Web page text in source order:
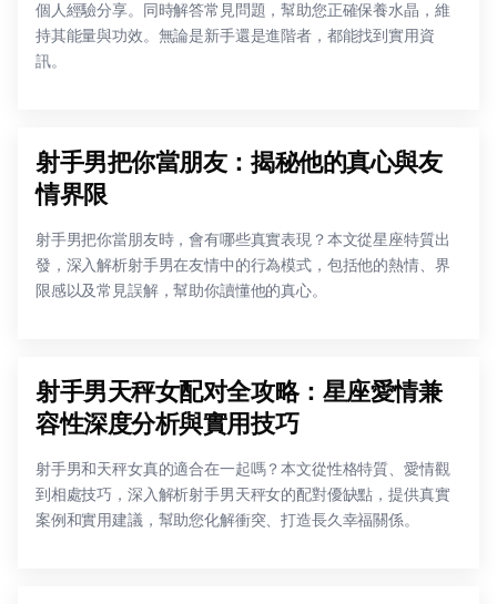
個人經驗分享。同時解答常見問題，幫助您正確保養水晶，維
持其能量與功效。無論是新手還是進階者，都能找到實用資
訊。
射手男把你當朋友：揭秘他的真心與友
情界限
射手男把你當朋友時，會有哪些真實表現？本文從星座特質出
發，深入解析射手男在友情中的行為模式，包括他的熱情、界
限感以及常見誤解，幫助你讀懂他的真心。
射手男天秤女配对全攻略：星座愛情兼
容性深度分析與實用技巧
射手男和天秤女真的適合在一起嗎？本文從性格特質、愛情觀
到相處技巧，深入解析射手男天秤女的配對優缺點，提供真實
案例和實用建議，幫助您化解衝突、打造長久幸福關係。